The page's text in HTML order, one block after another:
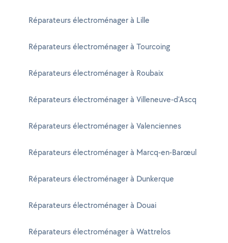
Réparateurs électroménager à Lille
Réparateurs électroménager à Tourcoing
Réparateurs électroménager à Roubaix
Réparateurs électroménager à Villeneuve-d'Ascq
Réparateurs électroménager à Valenciennes
Réparateurs électroménager à Marcq-en-Barœul
Réparateurs électroménager à Dunkerque
Réparateurs électroménager à Douai
Réparateurs électroménager à Wattrelos